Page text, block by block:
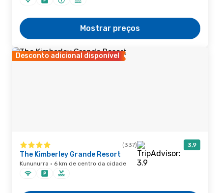
Mostrar preços
Desconto adicional disponível
(337) 3,9
The Kimberley Grande Resort
Kununurra · 6 km de centro da cidade